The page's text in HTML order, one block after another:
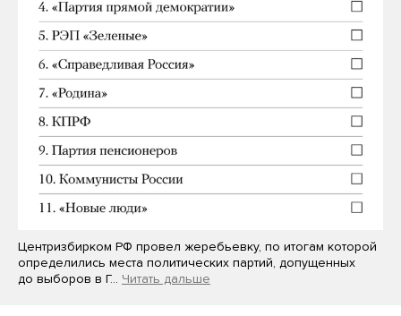
Центризбирком РФ провел жеребьевку, по итогам которой
определились места политических партий, допущенных
до выборов в Г… Читать дальше